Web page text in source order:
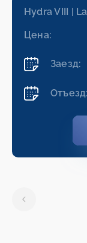
Hydra VIII |
Цена:
Заезд:
Отъезд: